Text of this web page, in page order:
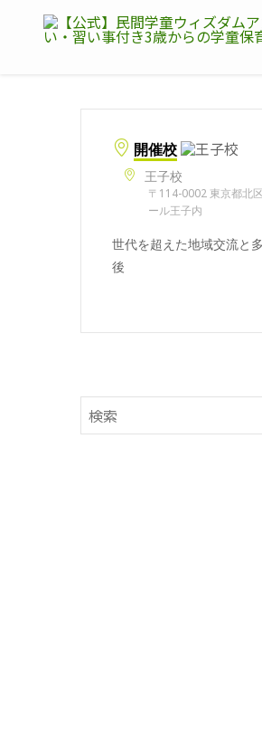
開催校
王子校
〒114-0002 東京都北
ール王子内
世代を超えた地域交流と
後